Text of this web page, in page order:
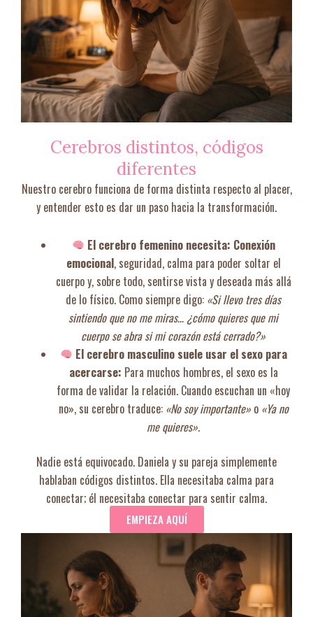
Cerebros distintos, códigos
diferentes
Nuestro cerebro funciona de forma distinta respecto al placer,
y entender esto es dar un paso hacia la transformación.
El cerebro femenino necesita: Conexión
emocional, seguridad, calma para poder soltar el
cuerpo y, sobre todo, sentirse vista y deseada más allá
de lo físico. Como siempre digo: «Si llevo tres días
sintiendo que no me miras… ¿cómo quieres que mi
cuerpo se abra si mi corazón está cerrado?»
El cerebro masculino suele usar el sexo para
acercarse: Para muchos hombres, el sexo es la
forma de validar la relación. Cuando escuchan un «hoy
no», su cerebro traduce: «No soy importante»o «Ya no
me quieres».
Nadie está equivocado. Daniela y su pareja simplemente
hablaban códigos distintos. Ella necesitaba calma para
conectar; él necesitaba conectar para sentir calma.
EMPIEZA AQUÍ